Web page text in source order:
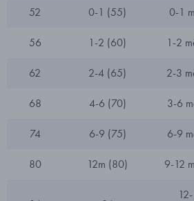
52 0-1 (55) 0-1
56 1-2 (60) 1-2
62 2-4 (65) 2-3
68 4-6 (70) 3-6
74 6-9 (75) 6-9
80 12m (80) 9-12